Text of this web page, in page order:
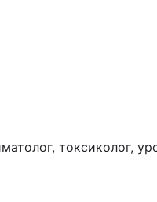
токсиколог,